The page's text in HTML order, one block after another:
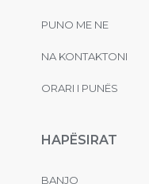
PUNO ME NE
NA KONTAKTONI
ORARI I PUNËS
HAPËSIRAT
BANJO